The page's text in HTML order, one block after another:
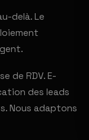
delà. Le
de RDV. E-
des leads
Nous adaptons